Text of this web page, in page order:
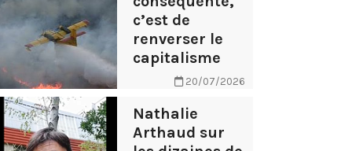
c’est de
renverser le
capitalisme
20/07/2026
Nathalie
Arthaud sur